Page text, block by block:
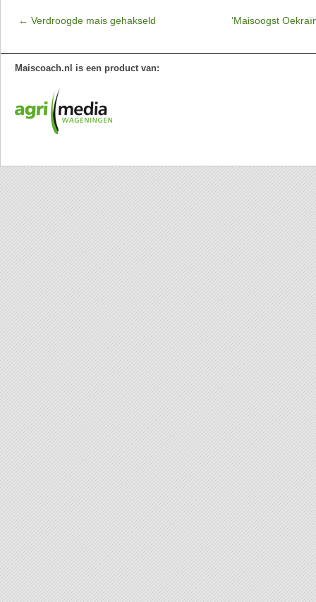
← Verdroogde mais gehakseld ‘Maisoogst
Maiscoach.nl is een product van: